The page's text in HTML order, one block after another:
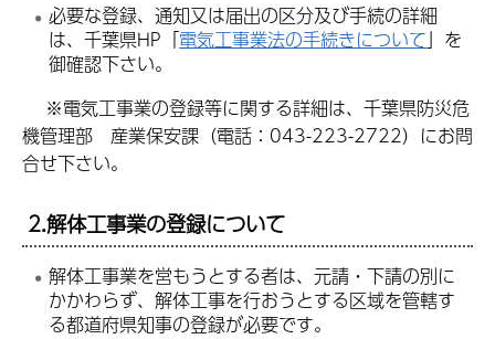
必要な登録、通知又は届出の区分及び手続の詳細
は、千葉県HP「電気工事業法の手続きについて」を
御確認下さい。
※電気工事業の登録等に関する詳細は、千葉県防災危
機管理部 産業保安課（電話：043-223-2722）にお問
合せ下さい。
2.解体工事業の登録について
解体工事業を営もうとする者は、元請・下請の別に
かかわらず、解体工事を行おうとする区域を管轄す
る都道府県知事の登録が必要です。